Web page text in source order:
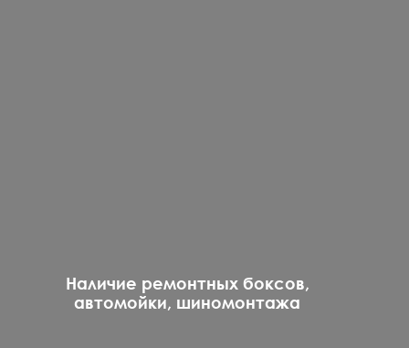
Наличие ремонтных боксов,
автомойки, шиномонтажа